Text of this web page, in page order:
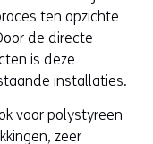
ten opzichte
de directe
is deze
installaties.
voor polystyreen
zeer